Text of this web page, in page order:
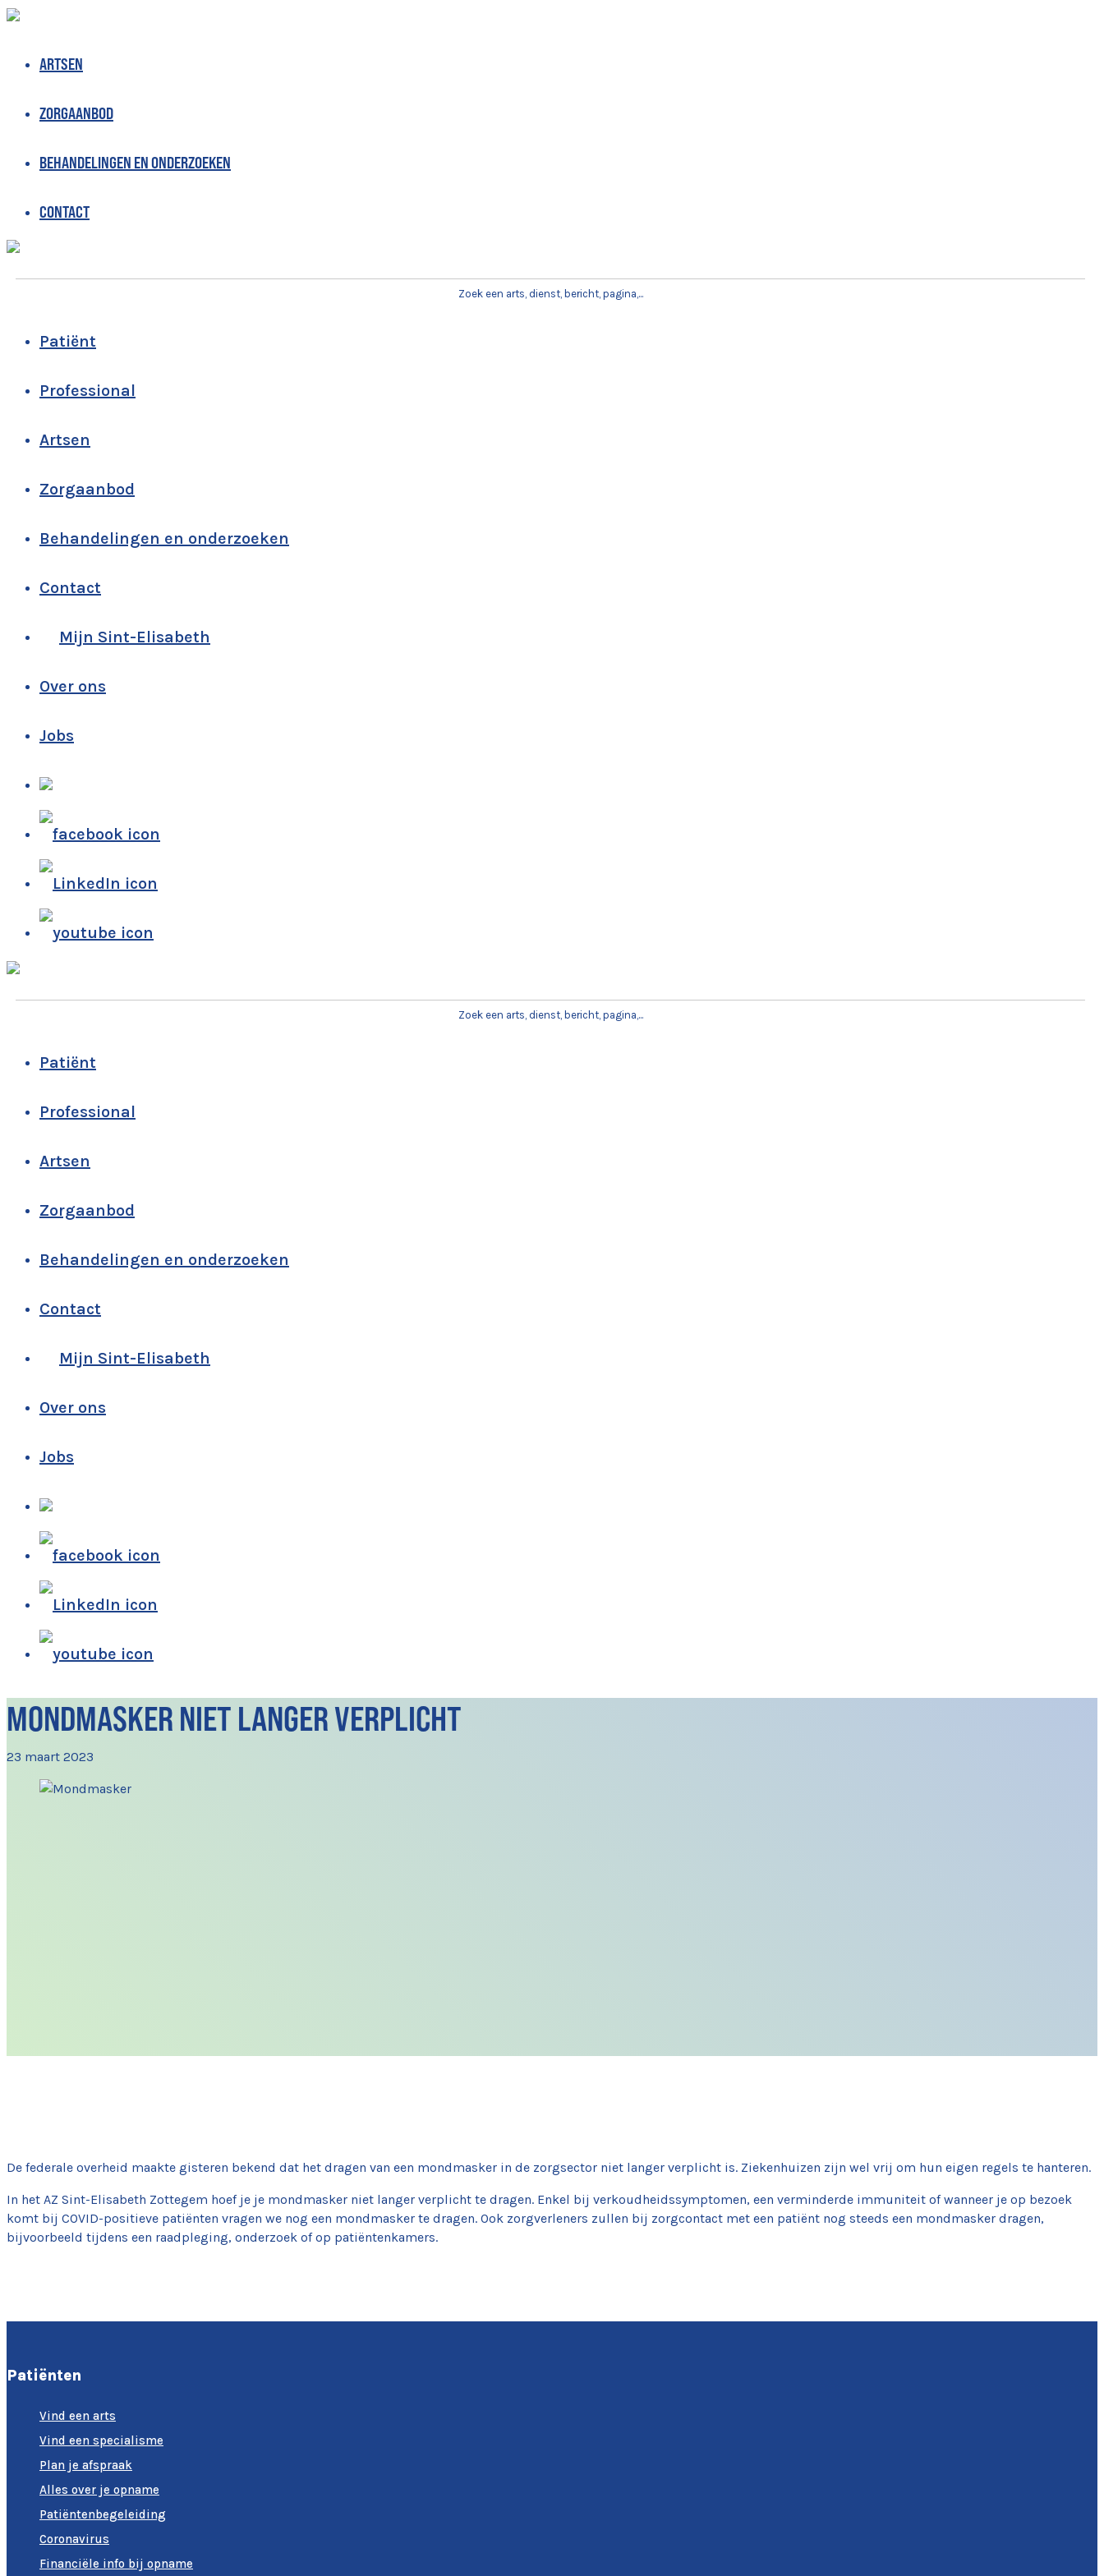
ARTSEN
ZORGAANBOD
BEHANDELINGEN EN ONDERZOEKEN
CONTACT
Patiënt
Professional
Artsen
Zorgaanbod
Behandelingen en onderzoeken
Contact
Mijn Sint-Elisabeth
Over ons
Jobs
Patiënt
Professional
Artsen
Zorgaanbod
Behandelingen en onderzoeken
Contact
Mijn Sint-Elisabeth
Over ons
Jobs
MONDMASKER NIET LANGER VERPLICHT
23 maart 2023
De federale overheid maakte gisteren bekend dat het dragen van een mondmasker in de zorgsector niet langer verplicht is. Ziekenhuizen zijn wel vrij om hun eigen regels te hanteren.
In het AZ Sint-Elisabeth Zottegem hoef je je mondmasker niet langer verplicht te dragen. Enkel bij verkoudheidssymptomen, een verminderde immuniteit of wanneer je op bezoek
komt bij COVID-positieve patiënten vragen we nog een mondmasker te dragen. Ook zorgverleners zullen bij zorgcontact met een patiënt nog steeds een mondmasker dragen,
bijvoorbeeld tijdens een raadpleging, onderzoek of op patiëntenkamers.
Patiënten
Vind een arts
Vind een specialisme
Plan je afspraak
Alles over je opname
Patiëntenbegeleiding
Coronavirus
Financiële info bij opname